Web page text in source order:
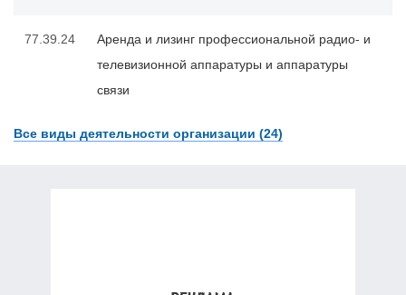
77.39.24
Аренда и лизинг профессиональной радио- и
телевизионной аппаратуры и аппаратуры
связи
Все виды деятельности организации (24)